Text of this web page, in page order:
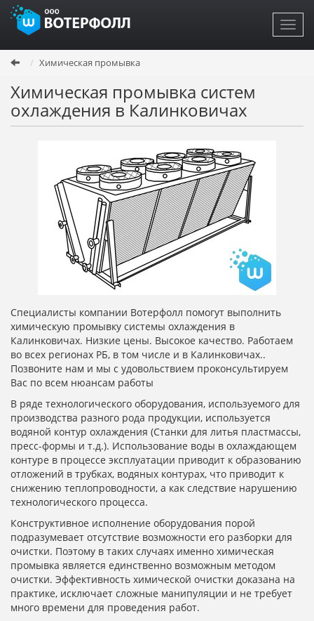
Перейти
основному
содержанию
Химическая промывка
Химическая промывка систем
охлаждения в Калинковичах
Специалисты компании Вотерфолл помогут выполнить
химическую промывку системы охлаждения в
Калинковичах. Низкие цены. Высокое качество. Работаем
во всех регионах РБ, в том числе и в Калинковичах..
Позвоните нам и мы с удовольствием проконсультируем
Вас по всем нюансам работы
В ряде технологического оборудования, используемого для
производства разного рода продукции, используется
водяной контур охлаждения (Станки для литья пластмассы,
пресс-формы и т.д.). Использование воды в охлаждающем
контуре в процессе эксплуатации приводит к образованию
отложений в трубках, водяных контурах, что приводит к
снижению теплопроводности, а как следствие нарушению
технологического процесса.
Конструктивное исполнение оборудования порой
подразумевает отсутствие возможности его разборки для
очистки. Поэтому в таких случаях именно химическая
промывка является единственно возможным методом
очистки. Эффективность химической очистки доказана на
практике, исключает сложные манипуляции и не требует
много времени для проведения работ.